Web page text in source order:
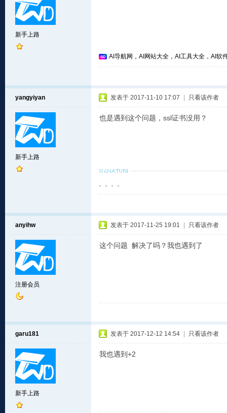
新手上路
AI导航网，AI网站大全，AI工具大全，AI软
yangyiyan
新手上路
发表于 2017-11-10 17:07 只看该作者
也是遇到这个问题，ssl证书没用？
。。。。
anyihw
注册会员
发表于 2017-11-25 19:01 只看该作者
这个问题 解决了吗？我也遇到了
garu181
新手上路
发表于 2017-12-12 14:54 只看该作者
我也遇到+2